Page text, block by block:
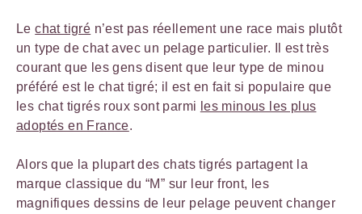
Lechat tigré n’est pas réellement une race mais plutôt
un type de chat avec un pelage particulier. Il est très
courant que les gens disent que leur type de minou
préféré est le chat tigré; il est en fait si populaire que
les chat tigrés roux sont parmi les minous les plus
adoptés en France.
Alors que la plupart des chats tigrés partagent la
marque classique du “M” sur leur front, les
magnifiques dessins de leur pelage peuvent changer